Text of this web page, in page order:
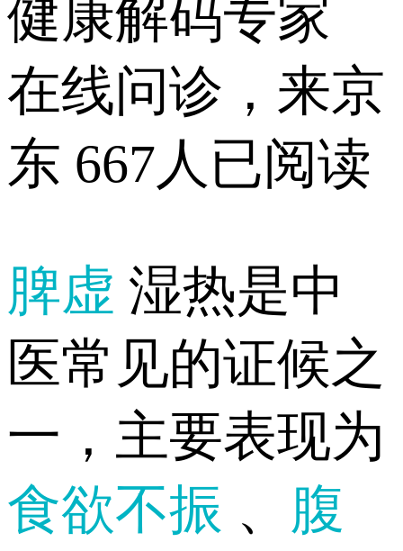
健康解码专家
在线问诊，来京
东 667人已阅读
脾虚 湿热是中
医常见的证候之
一，主要表现为
食欲不振 、 腹